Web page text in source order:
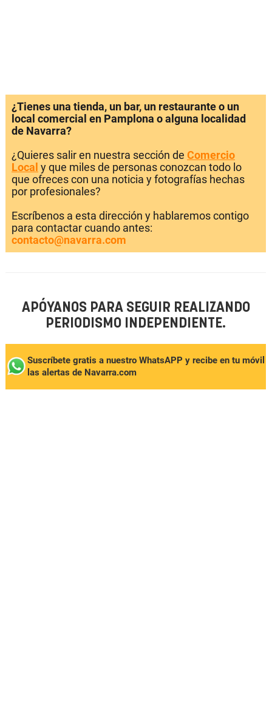
¿Tienes una tienda, un bar, un restaurante o un
local comercial en Pamplona o alguna localidad
de Navarra?
¿Quieres salir en nuestra sección de Comercio
Local y que miles de personas conozcan todo lo
que ofreces con una noticia y fotografías hechas
por profesionales?
Escríbenos a esta dirección y hablaremos contigo
para contactar cuando antes:
contacto@navarra.com
APÓYANOS PARA SEGUIR REALIZANDO
PERIODISMO INDEPENDIENTE.
Suscríbete gratis a nuestro WhatsAPP y recibe en tu móvil
las alertas de Navarra.com